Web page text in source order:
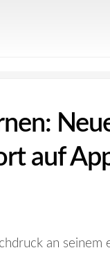
auf
an seinem